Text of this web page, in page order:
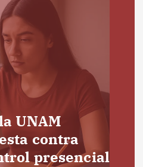
UNAM
contra
presencial